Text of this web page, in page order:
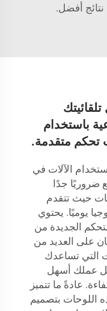
أفضل.
باستخدام
تحكم متقدمة.
الآلات في
ضروريًا جدًا
حيث تتقدم
يوميًا. يحتوي
الجديدة من
على العديد من
التي تساعدك
عملك أسهل
عادةً ما تتميز
اللوحات بتصميم